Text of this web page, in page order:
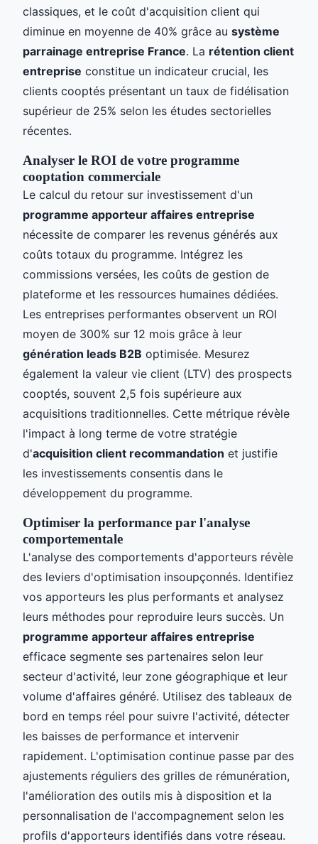
classiques, et le coût d'acquisition client qui
diminue en moyenne de 40% grâce au système
parrainage entreprise France. La rétention client
entreprise constitue un indicateur crucial, les
clients cooptés présentant un taux de fidélisation
supérieur de 25% selon les études sectorielles
récentes.
Analyser le ROI de votre programme
cooptation commerciale
Le calcul du retour sur investissement d'un
programme apporteur affaires entreprise
nécessite de comparer les revenus générés aux
coûts totaux du programme. Intégrez les
commissions versées, les coûts de gestion de
plateforme et les ressources humaines dédiées.
Les entreprises performantes observent un ROI
moyen de 300% sur 12 mois grâce à leur
génération leads B2B optimisée. Mesurez
également la valeur vie client (LTV) des prospects
cooptés, souvent 2,5 fois supérieure aux
acquisitions traditionnelles. Cette métrique révèle
l'impact à long terme de votre stratégie
d'acquisition client recommandation et justifie
les investissements consentis dans le
développement du programme.
Optimiser la performance par l'analyse
comportementale
L'analyse des comportements d'apporteurs révèle
des leviers d'optimisation insoupçonnés. Identifiez
vos apporteurs les plus performants et analysez
leurs méthodes pour reproduire leurs succès. Un
programme apporteur affaires entreprise
efficace segmente ses partenaires selon leur
secteur d'activité, leur zone géographique et leur
volume d'affaires généré. Utilisez des tableaux de
bord en temps réel pour suivre l'activité, détecter
les baisses de performance et intervenir
rapidement. L'optimisation continue passe par des
ajustements réguliers des grilles de rémunération,
l'amélioration des outils mis à disposition et la
personnalisation de l'accompagnement selon les
profils d'apporteurs identifiés dans votre réseau.